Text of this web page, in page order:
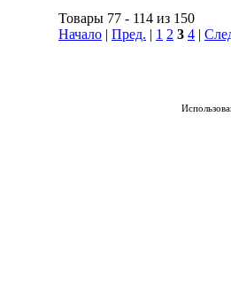
Товары 77 - 114 из 150
Начало
Пред. 1 2 3 4